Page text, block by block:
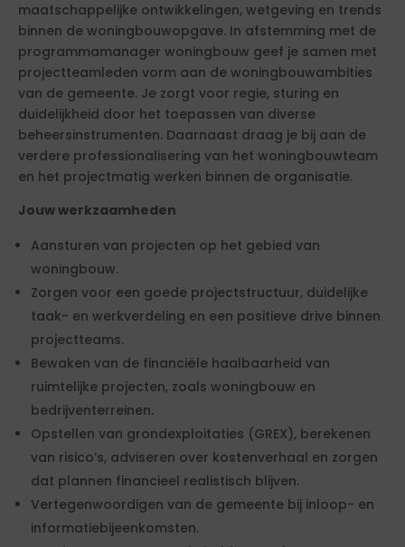
maatschappelijke ontwikkelingen, wetgeving en trends
binnen de woningbouwopgave. In afstemming met de
programmamanager woningbouw geef je samen met
projectteamleden vorm aan de woningbouwambities
van de gemeente. Je zorgt voor regie, sturing en
duidelijkheid door het toepassen van diverse
beheersinstrumenten. Daarnaast draag je bij aan de
verdere professionalisering van het woningbouwteam
en het projectmatig werken binnen de organisatie.
Jouw werkzaamheden
Aansturen van projecten op het gebied van
woningbouw.
Zorgen voor een goede projectstructuur, duidelijke
taak- en werkverdeling en een positieve drive binnen
projectteams.
Bewaken van de financiële haalbaarheid van
ruimtelijke projecten, zoals woningbouw en
bedrijventerreinen.
Opstellen van grondexploitaties (GREX), berekenen
van risico’s, adviseren over kostenverhaal en zorgen
dat plannen financieel realistisch blijven.
Vertegenwoordigen van de gemeente bij inloop- en
informatiebijeenkomsten.